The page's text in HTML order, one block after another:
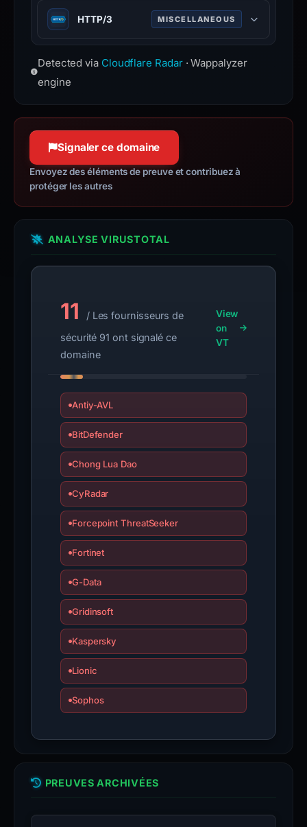
inaccurate.
Performance monitoring tool that
measures website speed from real
www.cloudflare.com
HTTP/3 MISCELLANEOUS
Third major version of HTTP
protocol, built on QUIC for faster,
Detected via Cloudflare Radar· Wappalyzer
engine
Signaler ce domaine
Envoyez des éléments de preuve et contribuez à
protéger les autres
ANALYSE VIRUSTOTAL
11
/ Les fournisseurs de
sécurité 91 ont signalé ce
domaine
View
on
VT
Antiy-AVL
BitDefender
Chong Lua Dao
CyRadar
Forcepoint ThreatSeeker
Fortinet
G-Data
Gridinsoft
Kaspersky
Lionic
Sophos
PREUVES ARCHIVÉES